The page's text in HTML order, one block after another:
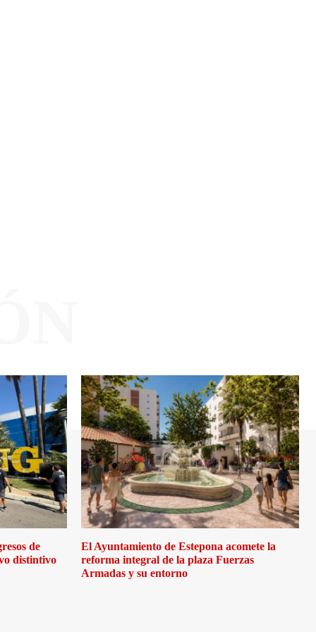
de
distintivo
El Ayuntamiento de Estepona acomete la
reforma integral de la plaza Fuerzas
Armadas y su entorno